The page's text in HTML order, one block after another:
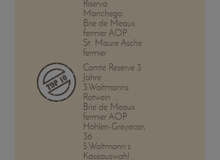
Riserva
Manchego
Brie de Meaux
fermier AOP
St. Maure Asche
fermier
Comté Reserve 3
Jahre ...
3.Waltmanns
Rotwein ...
Brie de Meaux
fermier AOP
Höhlen-Greyerzer,
36 ...
5.Waltmann`s
Käseauswahl ...